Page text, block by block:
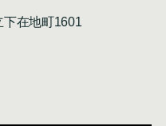
下在地町1601